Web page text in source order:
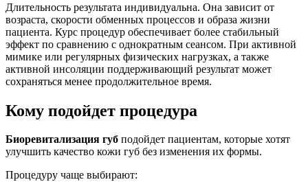
Длительность результата индивидуальна. Она зависит от
возраста, скорости обменных процессов и образа жизни
пациента. Курс процедур обеспечивает более стабильный
эффект по сравнению с однократным сеансом. При активной
мимике или регулярных физических нагрузках, а также
активной инсоляции поддерживающий результат может
сохраняться менее продолжительное время.
Кому подойдет процедура
Биоревитализация губ подойдет пациентам, которые хотят
улучшить качество кожи губ без изменения их формы.
Процедуру чаще выбирают: